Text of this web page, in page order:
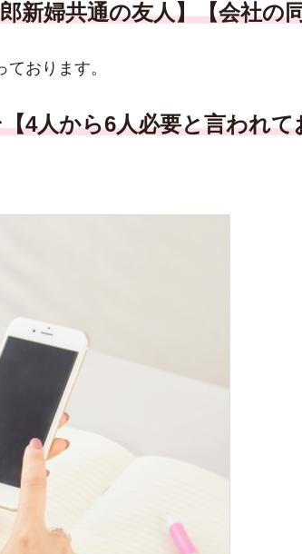
新婦共通の友人】【会社の
おります。
4人から6人必要と言われ